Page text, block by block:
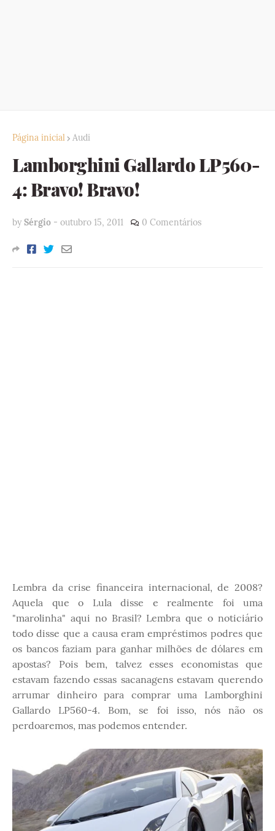
Página inicial Audi
Lamborghini Gallardo LP560-
4: Bravo! Bravo!
by Sérgio - outubro 15, 2011 0 Comentários
Lembra da crise financeira internacional, de 2008?
Aquela que o Lula disse e realmente foi uma
"marolinha" aqui no Brasil? Lembra que o noticiário
todo disse que a causa eram empréstimos podres que
os bancos faziam para ganhar milhões de dólares em
apostas? Pois bem, talvez esses economistas que
estavam fazendo essas sacanagens estavam querendo
arrumar dinheiro para comprar uma Lamborghini
Gallardo LP560-4. Bom, se foi isso, nós não os
perdoaremos, mas podemos entender.